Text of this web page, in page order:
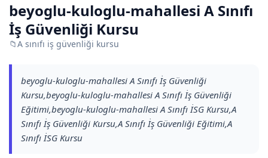
beyoglu-kuloglu-mahallesi A Sınıfı
İş Güvenliği Kursu
📁A sınıfı iş güvenliği kursu
beyoglu-kuloglu-mahallesi A Sınıfı İş Güvenliği
Kursu,beyoglu-kuloglu-mahallesi A Sınıfı İş Güvenliği
Eğitimi,beyoglu-kuloglu-mahallesi A Sınıfı İSG Kursu,A
Sınıfı İş Güvenliği Kursu,A Sınıfı İş Güvenliği Eğitimi,A
Sınıfı İSG Kursu